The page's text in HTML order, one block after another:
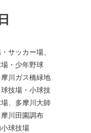
サッカー場、
・少年野球
川ガス橋緑地
技場・小球技
、多摩川大師
川田園調布
球技場